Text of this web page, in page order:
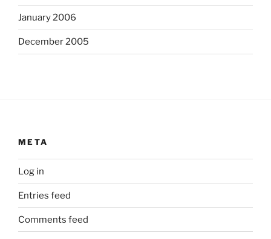
January 2006
December 2005
META
Log in
Entries feed
Comments feed